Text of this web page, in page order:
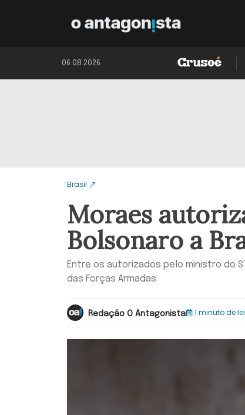
06.08.2026
Brasil
Moraes
Bolsonaro a
Entre os autorizados pelo ministro do
das Forças Armadas
Redação O Antagonista 1 minuto de